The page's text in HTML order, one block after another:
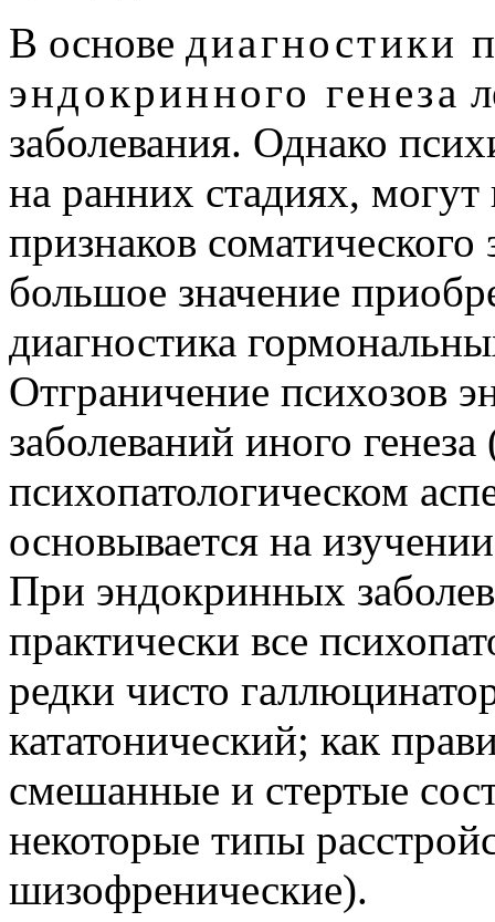
В основе диагностики
эндокринного генеза
заболевания. Однако
на ранних стадиях,
признаков
большое значение
диагностика
Отграничение психозов
заболеваний иного
психопатологическом
основывается на
При эндокринных
практически все
редки чисто
кататонический; как
смешанные и стертые
некоторые типы
шизофренические).